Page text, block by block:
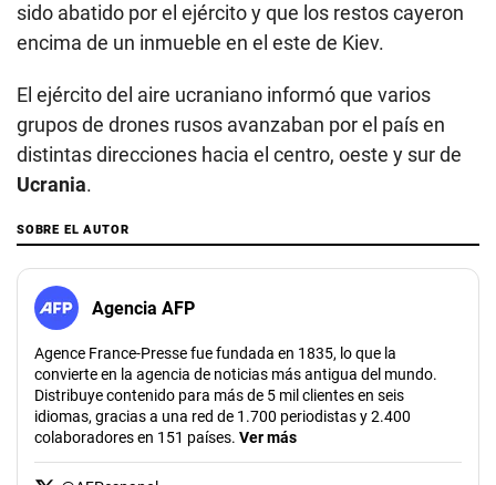
sido abatido por el ejército y que los restos cayeron
encima de un inmueble en el este de Kiev.
El ejército del aire ucraniano informó que varios
grupos de drones rusos avanzaban por el país en
distintas direcciones hacia el centro, oeste y sur de
Ucrania.
SOBRE EL AUTOR
Agencia AFP
Agence France-Presse fue fundada en 1835, lo que la
convierte en la agencia de noticias más antigua del mundo.
Distribuye contenido para más de 5 mil clientes en seis
idiomas, gracias a una red de 1.700 periodistas y 2.400
colaboradores en 151 países. Ver más